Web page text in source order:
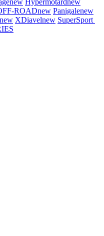
new Hypermotardnew
ROADnew Panigalenew
new XDiavelnew SuperSport